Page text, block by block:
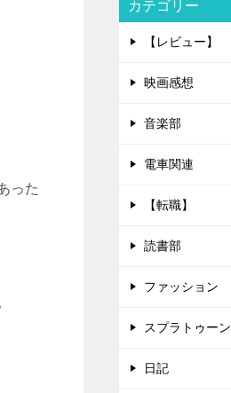
った
カテゴリー
【レビュー】
映画感想
音楽部
電車関連
【転職】
読書部
ファッション
スプラトゥーン
日記